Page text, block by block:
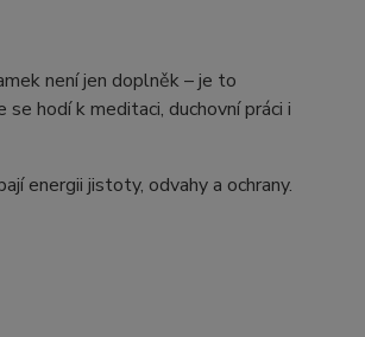
není jen doplněk – je to
se hodí k meditaci, duchovní práci i
energii jistoty, odvahy a ochrany.